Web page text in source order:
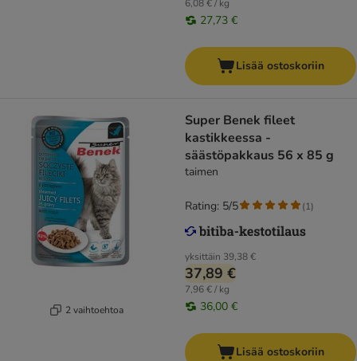
6,08 € / kg
27,73 €
Lisää ostoskoriin
2 vaihtoehtoa
Super Benek fileet
kastikkeessa -
säästöpakkaus 56 x 85 g
taimen
yksittäin 39,38 €
37,89 €
7,96 € / kg
36,00 €
Rating: 5/5 (1)
Lisää ostoskoriin